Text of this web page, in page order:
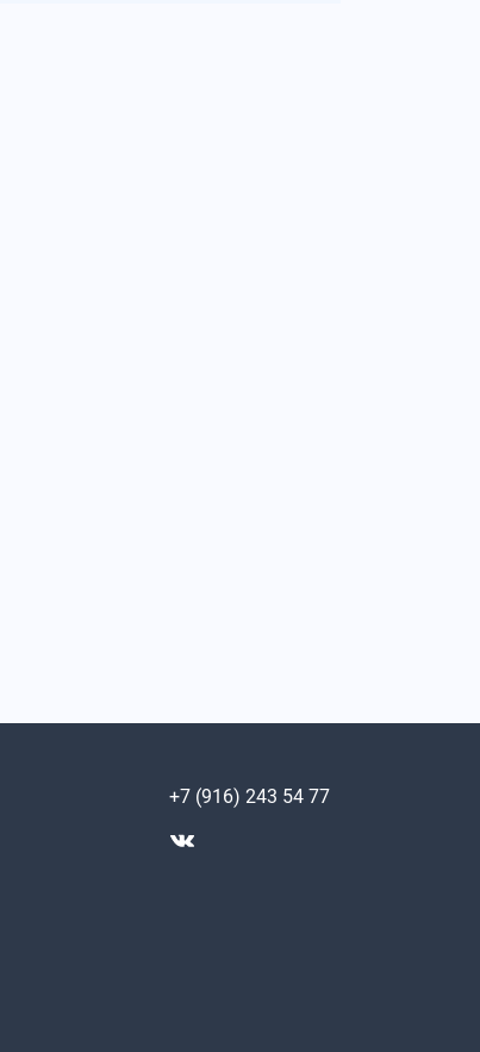
+7 (916) 243 54 77